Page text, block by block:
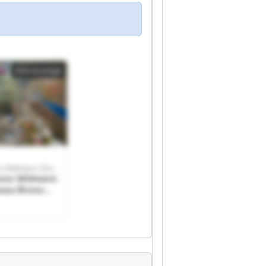
Widmann
Bruno
Kleinanzeige